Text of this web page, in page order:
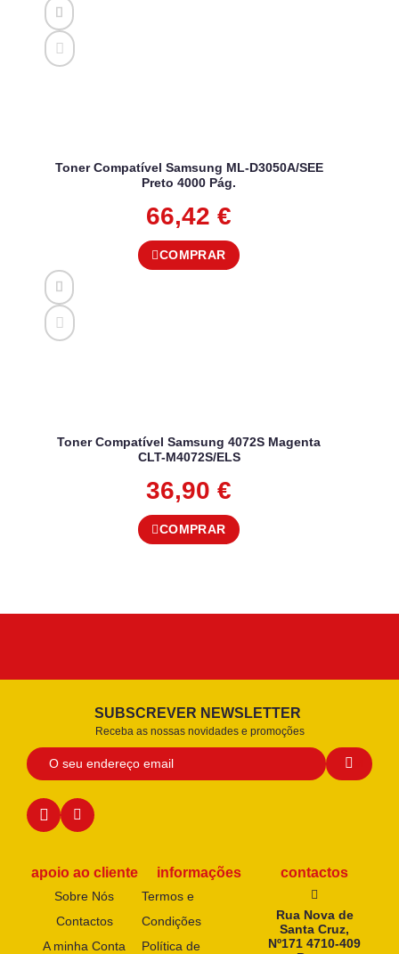
Toner Compatível Samsung ML-D3050A/SEE
Preto 4000 Pág.
66,42 €
COMPRAR
Toner Compatível Samsung 4072S Magenta
CLT-M4072S/ELS
36,90 €
COMPRAR
SUBSCREVER NEWSLETTER
Receba as nossas novidades e promoções
apoio ao cliente
Sobre Nós
Contactos
A minha Conta
informações
Termos e
Condições
Política de
contactos
Rua Nova de
Santa Cruz,
Nº171 4710-409